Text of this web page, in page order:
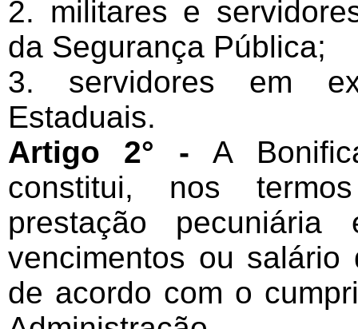
2. militares e
da Segurança Pública;
3. servidores em
Estaduais.
Artigo 2° - A
constitui, nos
prestação pecuniária
vencimentos ou
de acordo com o